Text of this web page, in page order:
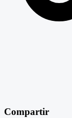
Compartir